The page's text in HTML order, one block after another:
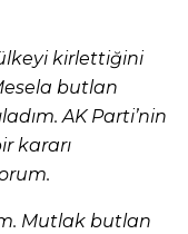
kirlettiğini
butlan
AK Parti’nin
kararı
Mutlak butlan